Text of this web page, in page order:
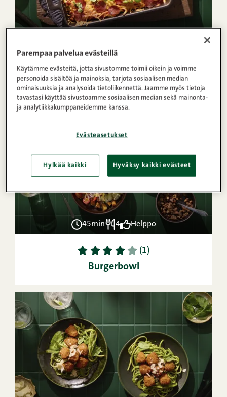
Maailman helpoin pizzakiusaus
45min 4 Helppo
1 2 3 4 5 (1)
Burgerbowl
Parempaa palvelua evästeillä
Käytämme evästeitä, jotta sivustomme toimii oikein ja voimme
personoida sisältöä ja mainoksia, tarjota sosiaalisen median
ominaisuuksia ja analysoida tietoliikennettä. Jaamme myös tietoja
tavastasi käyttää sivustoamme sosiaalisen median sekä mainonta-
ja analytiikkakumppaneidemme kanssa.
Evästeasetukset
Hylkää kaikki Hyväksy kaikki evästeet